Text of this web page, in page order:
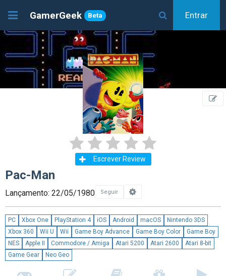
GamerGeek Beta Entrar
Escrever Review
Pac-Man
Lançamento: 22/05/1980 Seguir
PC Xbox One PlayStation 4 iOS Android macOS
Nintendo 3DS
Xbox 360
Wii U Wii Game Boy Advance Game Boy Color
Game Boy
NES
Apple II Commodore / Amiga Atari 5200 Atari 2600
Atari 8-bit
Game Gear
Neo Geo